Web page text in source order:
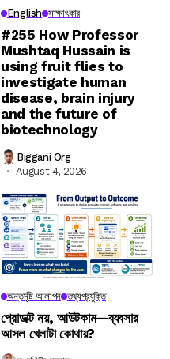
English সাক্ষাৎকার
#255 How Professor
Mushtaq Hussain is
using fruit flies to
investigate human
disease, brain injury
and the future of
biotechnology
Biggani Org
August 4, 2026
অন্তর্দৃষ্টি আলাপন তথ্যপ্রযুক্তি
প্রোডাক্ট নয়, আউটকাম—ব্যবসার
আসল খেলাটা কোথায়?